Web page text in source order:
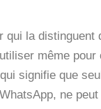
qui la
même
signifie que
ne